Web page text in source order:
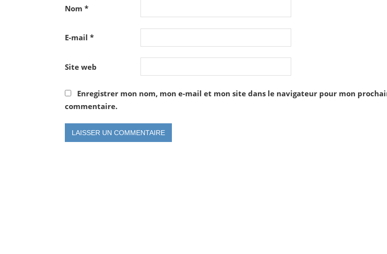
Nom *
E-mail *
Site web
Enregistrer mon nom, mon e-mail et mon site dans le navigateur pour mon
commentaire.